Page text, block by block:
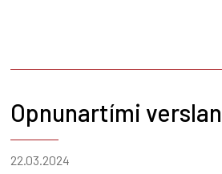
Opnunartími
22.03.2024